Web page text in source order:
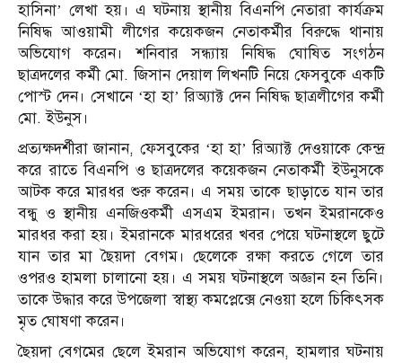
হাসিনা’ লেখা হয়। এ ঘটনায় স্থানীয় বিএনপি নেতারা কার্যক্রম
নিষিদ্ধ আওয়ামী লীগের কয়েকজন নেতাকর্মীর বিরুদ্ধে থানায়
অভিযোগ করেন। শনিবার সন্ধ্যায় নিষিদ্ধ ঘোষিত সংগঠন
ছাত্রদলের কর্মী মো. জিসান দেয়াল লিখনটি নিয়ে ফেসবুকে একটি
পোস্ট দেন। সেখানে ‘হা হা’ রিঅ্যাক্ট দেন নিষিদ্ধ ছাত্রলীগের কর্মী
মো. ইউনুস।
প্রত্যক্ষদর্শীরা জানান, ফেসবুকের ‘হা হা’ রিঅ্যাক্ট দেওয়াকে কেন্দ্র
করে রাতে বিএনপি ও ছাত্রদলের কয়েকজন নেতাকর্মী ইউনুসকে
আটক করে মারধর শুরু করেন। এ সময় তাকে ছাড়াতে যান তার
বন্ধু ও স্থানীয় এনজিওকর্মী এসএম ইমরান। তখন ইমরানকেও
মারধর করা হয়। ইমরানকে মারধরের খবর পেয়ে ঘটনাস্থলে ছুটে
যান তার মা ছৈয়দা বেগম। ছেলেকে রক্ষা করতে গেলে তার
ওপরও হামলা চালানো হয়। এ সময় ঘটনাস্থলে অজ্ঞান হন তিনি।
তাকে উদ্ধার করে উপজেলা স্বাস্থ্য কমপ্লেক্সে নেওয়া হলে চিকিৎসক
মৃত ঘোষণা করেন।
ছৈয়দা বেগমের ছেলে ইমরান অভিযোগ করেন, হামলার ঘটনায়